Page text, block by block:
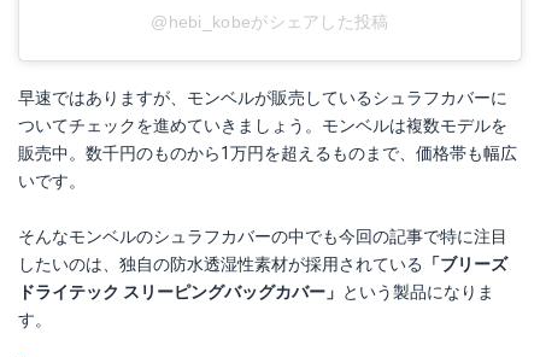
@hebi_kobeがシェアした投稿
早速ではありますが、モンベルが販売しているシュラフカバーに
ついてチェックを進めていきましょう。モンベルは複数モデルを
販売中。数千円のものから1万円を超えるものまで、価格帯も幅広
いです。
そんなモンベルのシュラフカバーの中でも今回の記事で特に注目
したいのは、独自の防水透湿性素材が採用されている
「ブリーズ
ドライテック スリーピングバッグカバー」 という製品になりま
す。